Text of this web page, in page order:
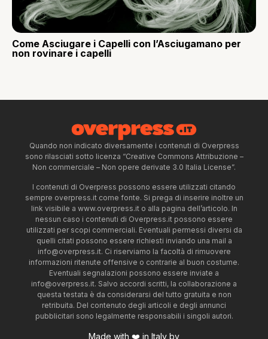
Come Asciugare i Capelli con l’Asciugamano per
non rovinare i capelli
Quando non indicato diversamente i contenuti di Overpress
sono rilasciati sotto licenza “Creative Commons Attribuzione –
Non commerciale – Non opere derivate 3.0 Italia License”.
I contenuti di Overpress possono essere utilizzati citando
sempre overpress.it come fonte. Si prega di inserire inoltre un
link visibile a www.overpress.it o alla pagina dell’articolo. In
nessun caso i contenuti di Overpress.it possono essere
utilizzati per scopi commerciali. Eventuali permessi diversi da
quelli citati possono essere richiesti inviando una mail a
info@overpress.it. Ci riserviamo la facoltà di rimuovere
informazioni ritenute offensive o contrarie al buon costume.
Eventuali segnalazioni possono essere inviate a
info@overpress.it. Salvo accordi scritti, la collaborazione a
questa testata è da considerarsi del tutto gratuita e non
retribuita. Del contenuto degli articoli e degli annunci
pubblicitari sono legalmente responsabili i singoli autori.
Made with ❤️ in Italy by